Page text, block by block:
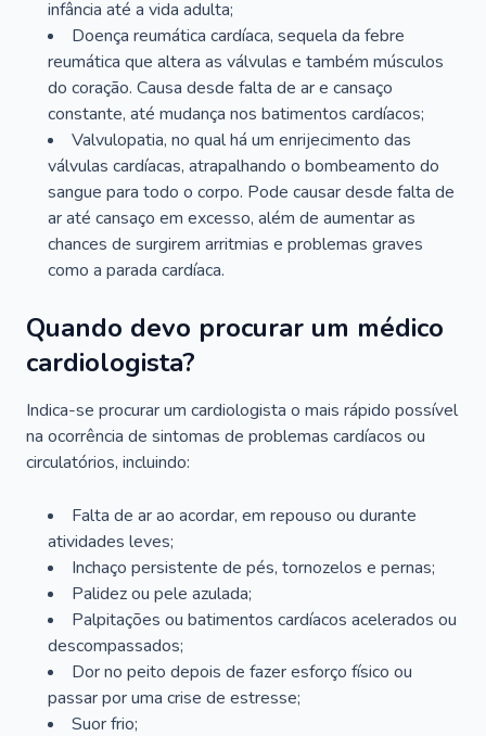
infância até a vida adulta;
Doença reumática cardíaca, sequela da febre
reumática que altera as válvulas e também músculos
do coração. Causa desde falta de ar e cansaço
constante, até mudança nos batimentos cardíacos;
Valvulopatia, no qual há um enrijecimento das
válvulas cardíacas, atrapalhando o bombeamento do
sangue para todo o corpo. Pode causar desde falta de
ar até cansaço em excesso, além de aumentar as
chances de surgirem arritmias e problemas graves
como a parada cardíaca.
Quando devo procurar um médico
cardiologista?
Indica-se procurar um cardiologista o mais rápido possível
na ocorrência de sintomas de problemas cardíacos ou
circulatórios, incluindo:
Falta de ar ao acordar, em repouso ou durante
atividades leves;
Inchaço persistente de pés, tornozelos e pernas;
Palidez ou pele azulada;
Palpitações ou batimentos cardíacos acelerados ou
descompassados;
Dor no peito depois de fazer esforço físico ou
passar por uma crise de estresse;
Suor frio;